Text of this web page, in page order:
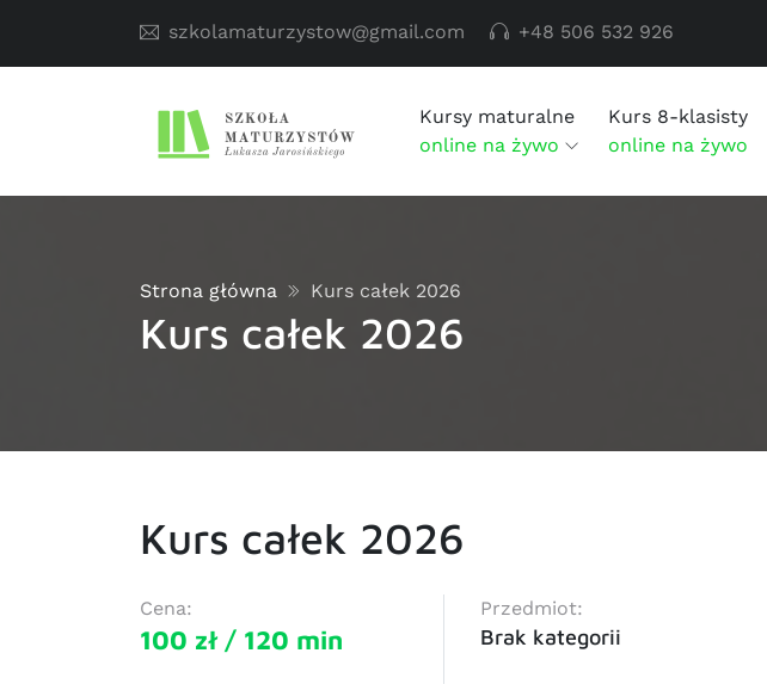
szkolamaturzystow@gmail.com +48 506 532 926
Kursy maturalne
online na żywo
Kurs 8-klasisty
online na żywo
Strona główna Kurs całek 2026
Kurs całek 2026
Kurs całek 2026
Cena:
100 zł / 120 min
Przedmiot:
Brak kategorii